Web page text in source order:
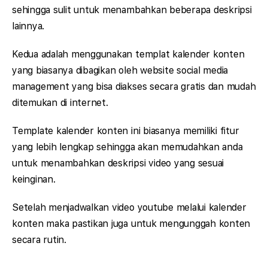
sehingga sulit untuk menambahkan beberapa deskripsi
lainnya.
Kedua adalah menggunakan templat kalender konten
yang biasanya dibagikan oleh website social media
management yang bisa diakses secara gratis dan mudah
ditemukan di internet.
Template kalender konten ini biasanya memiliki fitur
yang lebih lengkap sehingga akan memudahkan anda
untuk menambahkan deskripsi video yang sesuai
keinginan.
Setelah menjadwalkan video youtube melalui kalender
konten maka pastikan juga untuk mengunggah konten
secara rutin.